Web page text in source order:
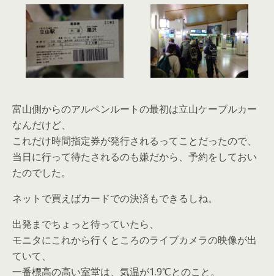
富山側からのアルペンルートの最初は立山ケーブルカー
なんだけど、
これだけ時間指定券が発行されるってことだったので、
当日に行って待たされるのも嫌だから、予約をしておい
たのでした。
ネットで買えばカードでの決済もできるしね。
出発までちょっと待っていたら、
モニタにこれから行くところのライブカメラの映像が出
ていて、
一番標高の高い室堂は、気温が1.9℃とのこと。